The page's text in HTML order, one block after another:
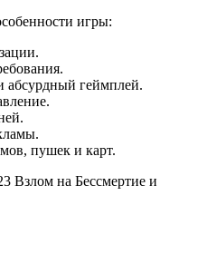
игры:
абсурдный геймплей.
пушек и карт.